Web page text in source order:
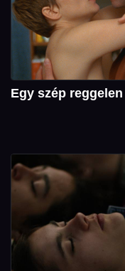
Egy szép reggelen